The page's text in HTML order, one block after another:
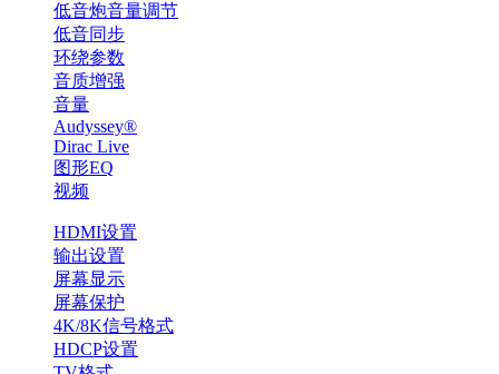
低音炮音量调节
低音同步
环绕参数
音质增强
音量
Audyssey®
Dirac Live
图形EQ
视频
HDMI设置
输出设置
屏幕显示
屏幕保护
4K/8K信号格式
HDCP设置